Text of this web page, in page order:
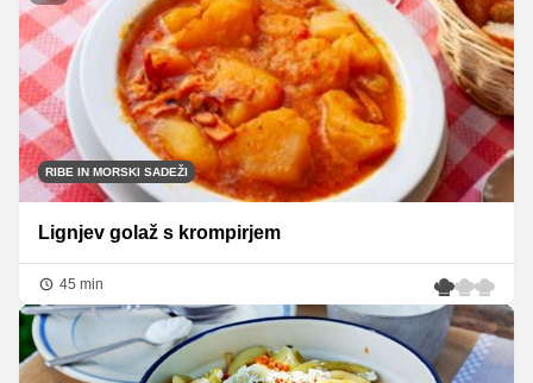
RIBE IN MORSKI SADEŽI
Lignjev golaž s krompirjem
45 min